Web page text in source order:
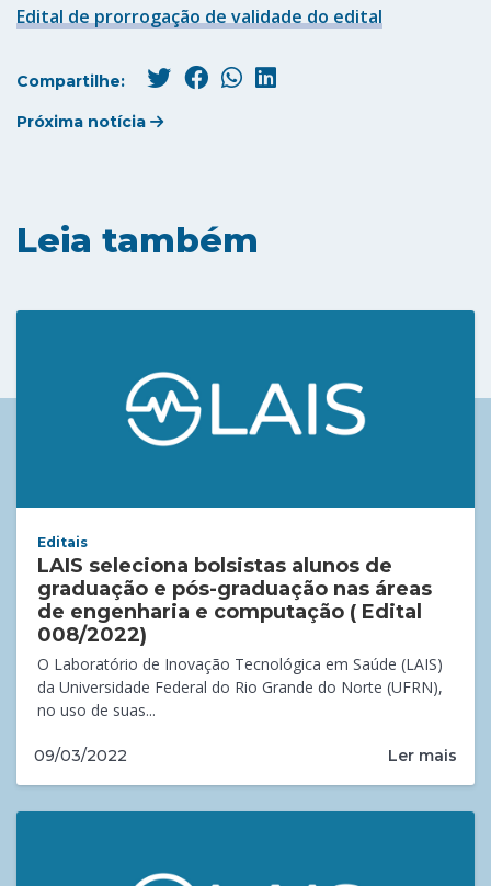
Edital de prorrogação de validade do edital
Compartilhe:
Próxima notícia
Leia também
Editais
LAIS seleciona bolsistas alunos de
graduação e pós-graduação nas áreas
de engenharia e computação ( Edital
008/2022)
O Laboratório de Inovação Tecnológica em Saúde (LAIS)
da Universidade Federal do Rio Grande do Norte (UFRN),
no uso de suas...
09/03/2022 Ler mais